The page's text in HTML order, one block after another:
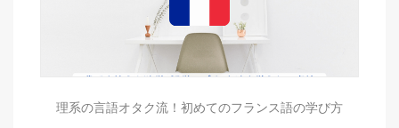
理系の言語オタク流！初めてのフランス語の学び方